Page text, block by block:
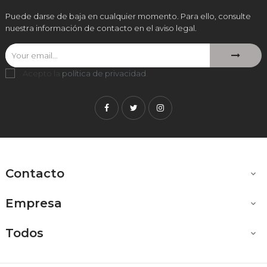
Puede darse de baja en cualquier momento. Para ello, consulte
nuestra información de contacto en el aviso legal.
Acepto la política de privacidad
FacebookTwitterInstagram
Contacto 
Empresa 
Todos 